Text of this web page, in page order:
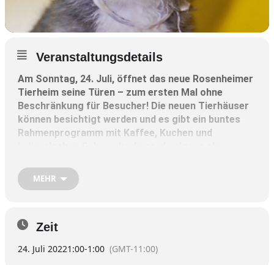
Veranstaltungsdetails
Am Sonntag, 24. Juli, öffnet das neue Rosenheimer
Tierheim seine Türen – zum ersten Mal ohne
Beschränkung für Besucher! Die neuen Tierhäuser
können besichtigt werden und es gibt ein buntes
Rahmenprogramm mit Kaffee, Kuchen und
Begleitung sorgen Brita Halder und Tobias Heinz.
tierischen Schützlinge freuen sich auf viele
interessierte Tierfreunde und vielleicht ja finden
auch einige der Pfoten an diesem Tag ein neues
Zuhause.
MEHR
Zeit
24. Juli 20221:00-1:00 (GMT-11:00)